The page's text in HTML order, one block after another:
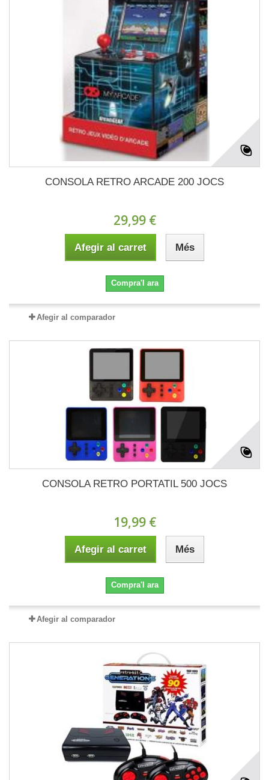
CONSOLA RETRO ARCADE 200 JOCS
29,99 €
Afegir al carret Més
Compra'l ara
Afegir al comparador
CONSOLA RETRO PORTATIL 500 JOCS
19,99 €
Afegir al carret Més
Compra'l ara
Afegir al comparador